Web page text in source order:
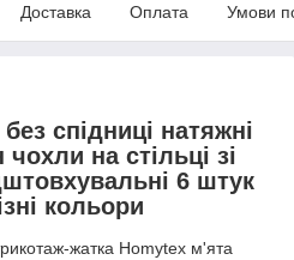
Доставка Оплата Умови
спідниці натяжні
на стільці зі
6 штук
кольори
жатка Homytex м'ята